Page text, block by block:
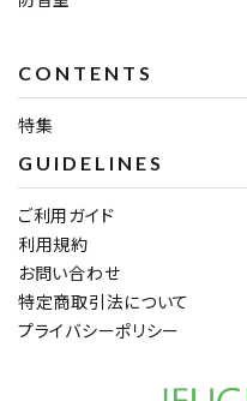
CONTENTS
特集
GUIDELINES
ご利用ガイド
利用規約
お問い合わせ
特定商取引法について
プライバシーポリシー